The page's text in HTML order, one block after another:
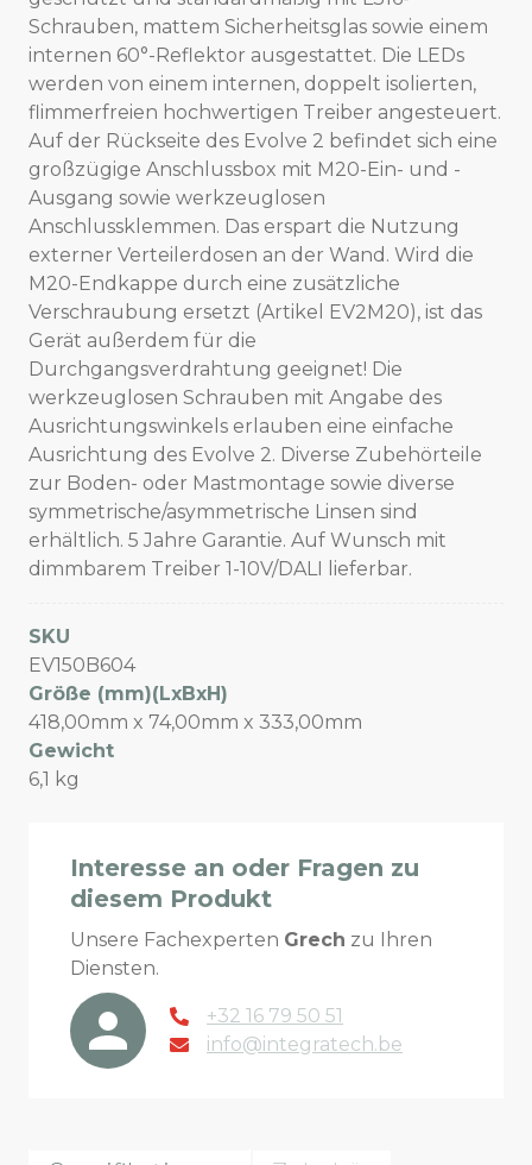
Schrauben, mattem Sicherheitsglas sowie einem
internen 60°-Reflektor ausgestattet. Die LEDs
werden von einem internen, doppelt isolierten,
flimmerfreien hochwertigen Treiber angesteuert.
Auf der Rückseite des Evolve 2 befindet sich eine
großzügige Anschlussbox mit M20-Ein- und -
Ausgang sowie werkzeuglosen
Anschlussklemmen. Das erspart die Nutzung
externer Verteilerdosen an der Wand. Wird die
M20-Endkappe durch eine zusätzliche
Verschraubung ersetzt (Artikel EV2M20), ist das
Gerät außerdem für die
Durchgangsverdrahtung geeignet! Die
werkzeuglosen Schrauben mit Angabe des
Ausrichtungswinkels erlauben eine einfache
Ausrichtung des Evolve 2. Diverse Zubehörteile
zur Boden- oder Mastmontage sowie diverse
symmetrische/asymmetrische Linsen sind
erhältlich. 5 Jahre Garantie. Auf Wunsch mit
dimmbarem Treiber 1-10V/DALI lieferbar.
SKU
EV150B604
Größe (mm)(LxBxH)
418,00mm x 74,00mm x 333,00mm
Gewicht
6,1 kg
Interesse an oder Fragen zu
diesem Produkt
Unsere Fachexperten Grech zu Ihren
Diensten.
+32 16 79 50 51
info@integratech.be